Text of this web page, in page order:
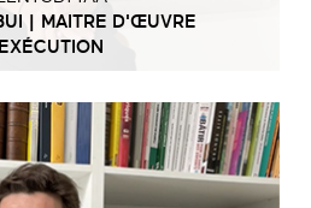
| MAITRE D'ŒUVRE